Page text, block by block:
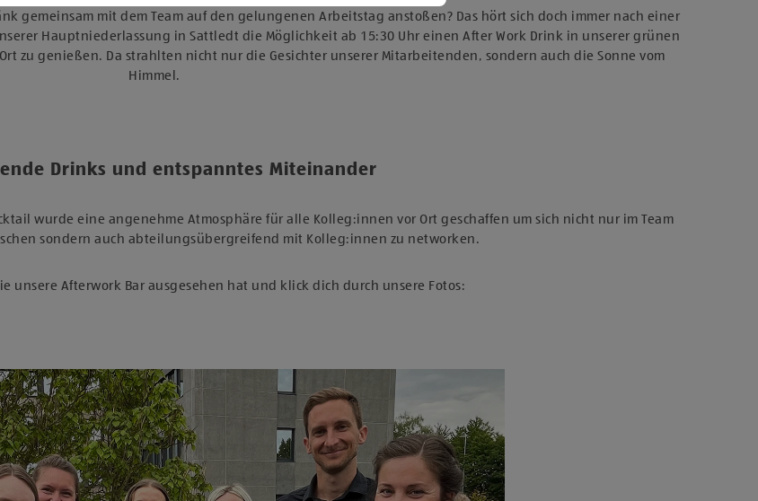
gemeinsam mit dem Team auf den gelungenen Arbeitstag anstoßen? Das hört sich doch immer nach einer
Hauptniederlassung in Sattledt die Möglichkeit ab 15:30 Uhr einen After Work Drink in unserer grünen
zu genießen. Da strahlten nicht nur die Gesichter unserer Mitarbeitenden, sondern auch die Sonne vom
Himmel.
Drinks und entspanntes Miteinander
wurde eine angenehme Atmosphäre für alle Kolleg:innen vor Ort geschaffen um sich nicht nur im Team
sondern auch abteilungsübergreifend mit Kolleg:innen zu networken.
unsere Afterwork Bar ausgesehen hat und klick dich durch unsere Fotos: